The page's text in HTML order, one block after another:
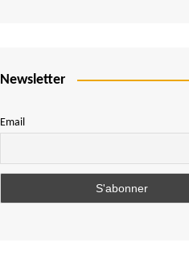
Newsletter
Email